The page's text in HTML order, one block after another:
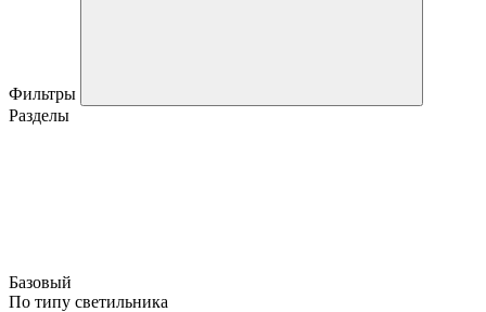
Фильтры
Разделы
Базовый
По типу светильника